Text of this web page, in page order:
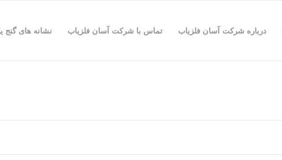
درباره شرکت آسان فلزیاب تماس با شرکت آسان فلزیاب نشانه های گنج